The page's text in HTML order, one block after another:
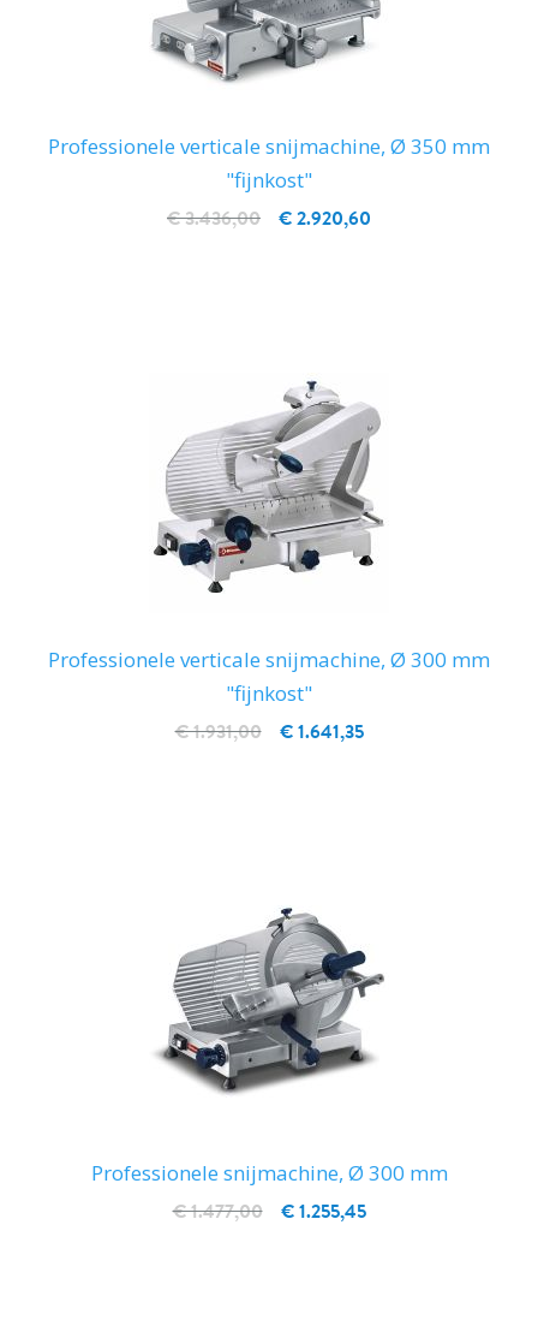
Professionele verticale snijmachine, Ø 350 mm
"fijnkost"
€ 2.920,60
€ 3.436,00
Professionele verticale snijmachine, Ø 300 mm
"fijnkost"
€ 1.641,35
€ 1.931,00
Professionele snijmachine, Ø 300 mm
€ 1.255,45
€ 1.477,00